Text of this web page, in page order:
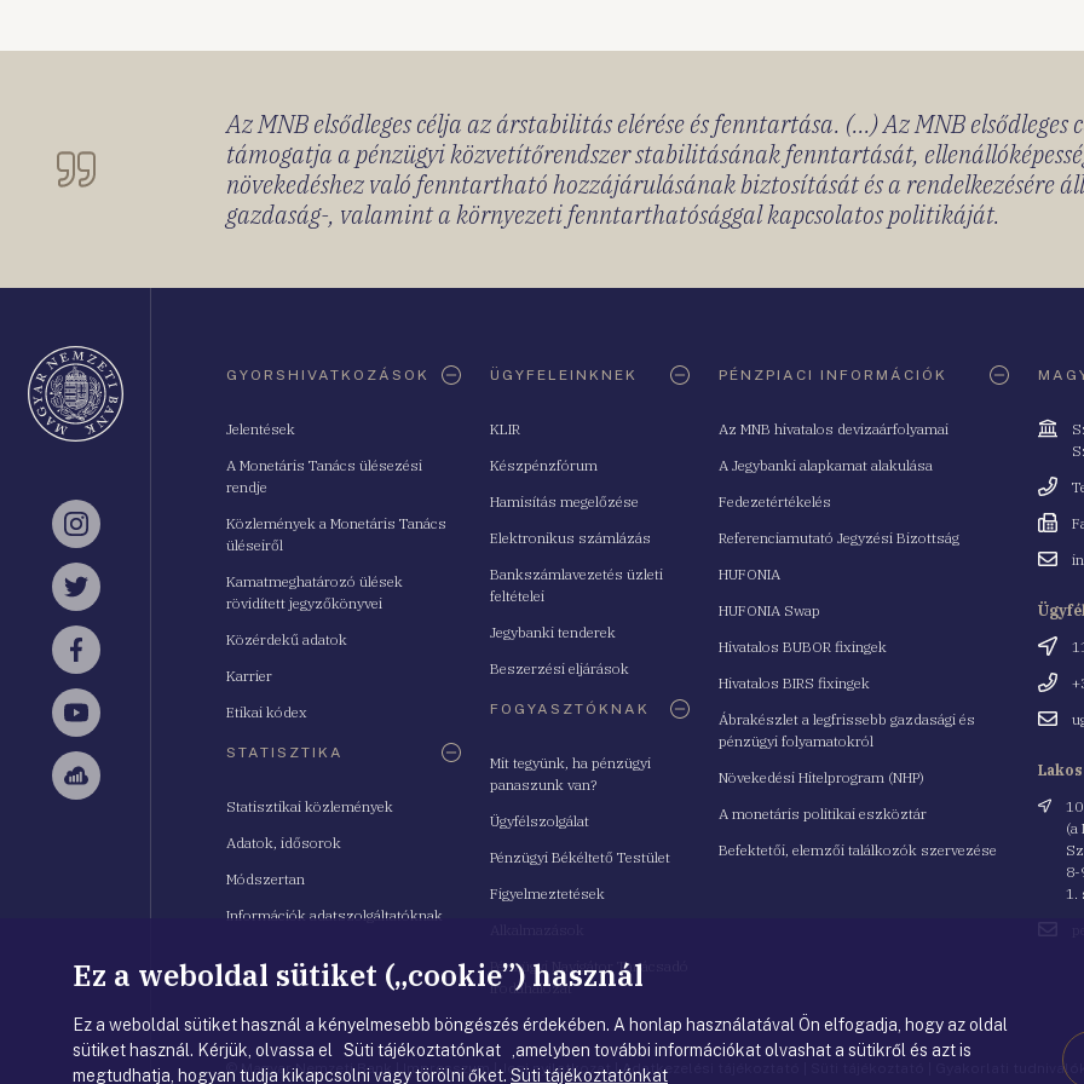
Az MNB elsődleges célja az árstabilitás elérése és fenntartása. (...) Az MNB elsődleges
támogatja a pénzügyi közvetítőrendszer stabilitásának fenntartását,
növekedéshez való fenntartható hozzájárulásának biztosítását és a rendelkezésére
gazdaság-, valamint a környezeti fenntarthatósággal kapcsolatos politikáját.
Instagram
Twitter
Facebook
YouTube
Sellsy
GYORSHIVATKOZÁSOK
Jelentések
A Monetáris Tanács ülésezési
rendje
Közlemények a Monetáris Tanács
üléseiről
Kamatmeghatározó ülések
rövidített jegyzőkönyvei
Közérdekű adatok
Karrier
Etikai kódex
STATISZTIKA
Statisztikai közlemények
Adatok, idősorok
Módszertan
Információk adatszolgáltatóknak
ÜGYFELEINKNEK
KLIR
Készpénzfórum
Hamisítás megelőzése
Elektronikus számlázás
Bankszámlavezetés üzleti
feltételei
Jegybanki tenderek
Beszerzési eljárások
FOGYASZTÓKNAK
Mit tegyünk, ha pénzügyi
panaszunk van?
Ügyfélszolgálat
Pénzügyi Békéltető Testület
Figyelmeztetések
Pénzügyi Navigátor Tanácsadó
Irodahálózat
PÉNZPIACI INFORMÁCIÓK
Az MNB hivatalos devizaárfolyamai
A Jegybanki alapkamat alakulása
Fedezetértékelés
Referenciamutató Jegyzési Bizottság
HUFONIA
HUFONIA Swap
Hivatalos BUBOR fixingek
Hivatalos BIRS fixingek
Ábrakészlet a legfrissebb gazdasági és
pénzügyi folyamatokról
Növekedési Hitelprogram (NHP)
A monetáris politikai eszköztár
Befektetői, elemzői találkozók szervezése
Cím
Fax
Email
Cím
Email
Cím
(a
8-
1.
© Magyar Nemzeti Bank |Impresszum |Jogi nyilatkozat|Adatkezelési tájékoztató Gyakorlati
Ez a weboldal sütiket („cookie”) használ
Ez a weboldal sütiket használ a kényelmesebb böngészés érdekében. A honlap használatával Ön elfogadja, hogy az oldal
sütiket használ. Kérjük, olvassa el Süti tájékoztatónkat ,amelyben további információkat olvashat a sütikről és azt is
megtudhatja, hogyan tudja kikapcsolni vagy törölni őket. Süti tájékoztatónkat